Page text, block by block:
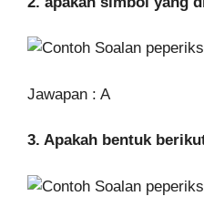
Jawapan : A
3. Apakah bentuk